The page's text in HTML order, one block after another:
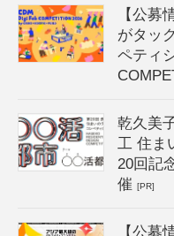
【公募
がタッ
ペティ
乾久美
工 住ま
20回記
催[PR]
【公募